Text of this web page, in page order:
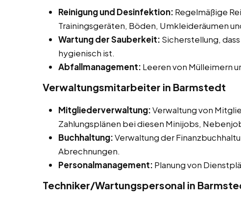
Reinigung und Desinfektion: Regelmäßige
Trainingsgeräten, Böden, Umkleideräumen
Wartung der Sauberkeit: Sicherstellung,
hygienisch ist.
Abfallmanagement: Leeren von Mülleimern
Verwaltungsmitarbeiter in Barmstedt
Mitgliederverwaltung:Verwaltung von
Zahlungsplänen bei diesen Minijobs,
Buchhaltung:Verwaltung der
Abrechnungen.
Personalmanagement: Planung von
Techniker/Wartungspersonal in